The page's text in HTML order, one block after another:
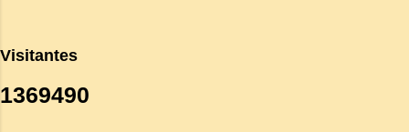
Visitantes
1369490